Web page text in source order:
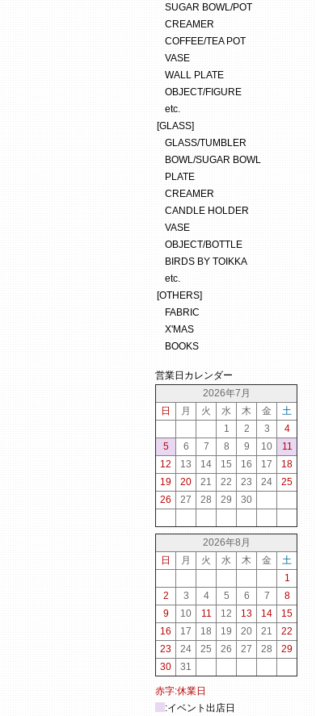
SUGAR BOWL/POT
CREAMER
COFFEE/TEA POT
VASE
WALL PLATE
OBJECT/FIGURE
etc.
[GLASS]
GLASS/TUMBLER
BOWL/SUGAR BOWL
PLATE
CREAMER
CANDLE HOLDER
VASE
OBJECT/BOTTLE
BIRDS BY TOIKKA
etc.
[OTHERS]
FABRIC
X'MAS
BOOKS
営業日カレンダー
2026年7月
日
月 火 水 木 金
土
1
2 3
4
5
6 7 8 9 10
11
12
13 14 15 16 17
18
19
20 21 22 23 24
25
26
27 28 29 30
2026年8月
日
月 火 水 木 金
土
1
2
3 4 5 6 7
8
9
10 11 12 13 14
15
16
17 18 19 20 21
22
23
24 25 26 27 28
29
30
31
赤字:休業日
:イベント出店日